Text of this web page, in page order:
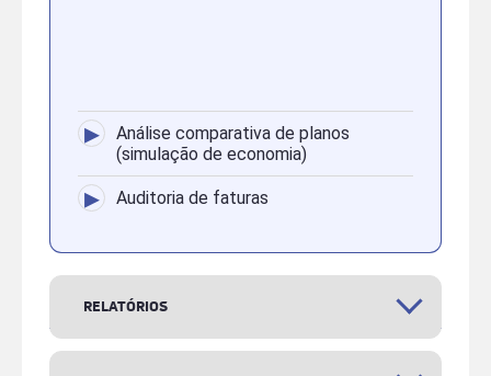
▸
Análise comparativa de planos
(simulação de economia)
▸ Auditoria de faturas
RELATÓRIOS
▸
Relatórios gerenciais de